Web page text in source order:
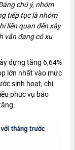
chú ý, nhóm
tiếp tục là nhóm
liên quan đến xây
vẫn đang có xu
dựng tăng 6,64%
lớn nhất vào mức
sinh hoạt, chi
phục vụ bảo